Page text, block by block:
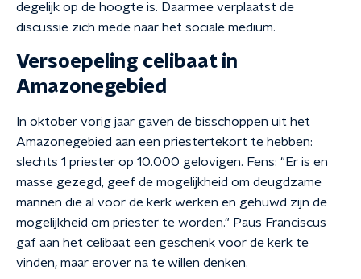
degelijk op de hoogte is. Daarmee verplaatst de
discussie zich mede naar het sociale medium.
Versoepeling celibaat in
Amazonegebied
In oktober vorig jaar gaven de bisschoppen uit het
Amazonegebied aan een priestertekort te hebben:
slechts 1 priester op 10.000 gelovigen. Fens: "Er is en
masse gezegd, geef de mogelijkheid om deugdzame
mannen die al voor de kerk werken en gehuwd zijn de
mogelijkheid om priester te worden." Paus Franciscus
gaf aan het celibaat een geschenk voor de kerk te
vinden, maar erover na te willen denken.